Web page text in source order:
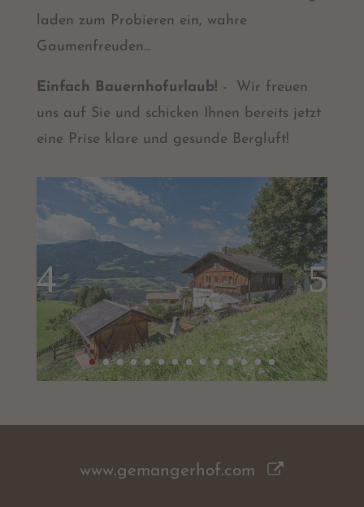
laden zum Probieren ein, wahre
Gaumenfreuden...
Einfach Bauernhofurlaub! - Wir freuen
uns auf Sie und schicken Ihnen bereits jetzt
eine Prise klare und gesunde Bergluft!
www.gemangerhof.com